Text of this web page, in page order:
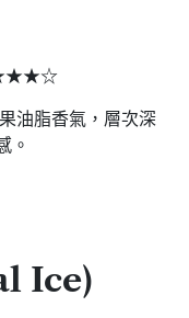
油脂香氣，層次深
。
Ice)